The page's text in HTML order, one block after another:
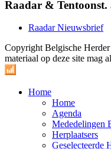
Raadar & Tentoonst.
Raadar Nieuwsbrief
Copyright Belgische
materiaal op deze site mag
Home
Home
Agenda
Mededelingen
Herplaatsers
Geselecteerde